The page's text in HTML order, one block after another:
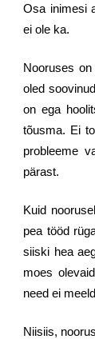
Osa inimesi
ei ole ka.
Nooruses
oled
on ega
tõusma. Ei
probleeme
pärast.
Kuid
pea tööd
siiski hea
moes
need ei
Niisiis,